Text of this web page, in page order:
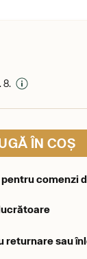
8.
ÎN COȘ
comenzi
returnare sau